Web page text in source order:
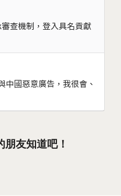
查機制，登入具名貢獻
中國惡意廣告，我很會、
朋友知道吧！